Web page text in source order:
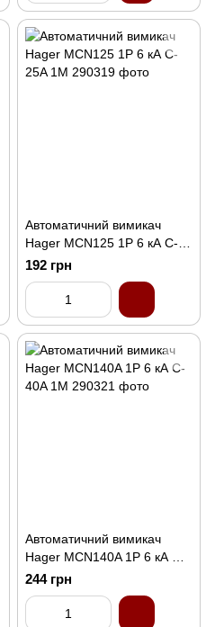
Автоматичний вимикач
Hager MCN125 1P 6 кА C-
25A 1M
192 грн
Автоматичний вимикач
Hager MCN140A 1P 6 кА C-
40A 1M
244 грн